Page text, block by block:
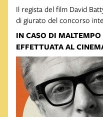
Il regista del film David
di giurato del concorso
IN CASO DI
EFFETTUATA AL